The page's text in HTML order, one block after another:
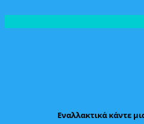
Εναλλακτικά κάντε